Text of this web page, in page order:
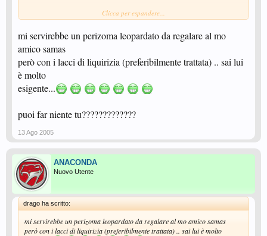
-Vendo anche una puntinata Butterfly Feintlong III(nuova,solo
Nel caso qualcuno fosse interessato posso farli avere tramite il primo
4Â°naz.a Ponte di Legno.
Clicca per espandere...
mi servirebbe un perizoma leopardato da regalare al mo
amico samas
però con i lacci di liquirizia (preferibilmente trattata) .. sai lui
è molto
esigente...
puoi far niente tu?????????????
13 Ago 2005
ANACONDA
Nuovo Utente
drago ha scritto:
mi servirebbe un perizoma leopardato da regalare al mo amico samas
però con i lacci di liquirizia (preferibilmente trattata) .. sai lui è molto